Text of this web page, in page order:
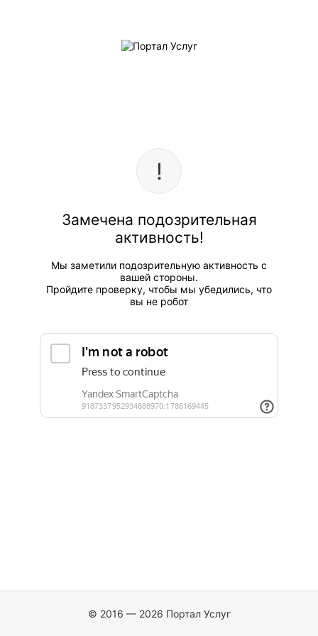
Замечена подозрительная
активность!
Мы заметили подозрительную активность с
вашей стороны.
Пройдите проверку, чтобы мы убедились, что
вы не робот
© 2016 — 2026 Портал Услуг